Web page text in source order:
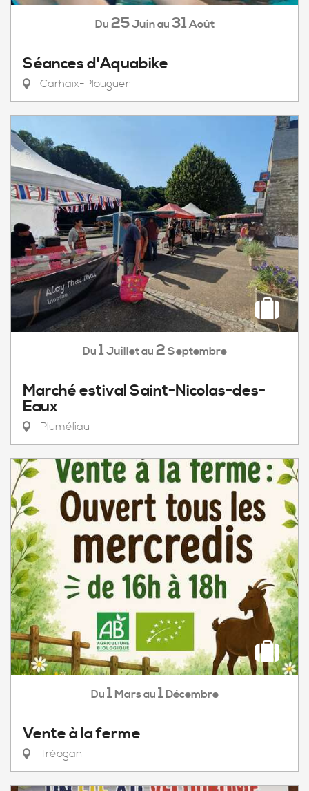
Du 25Juinau 31 Août
Séances d'Aquabike
Carhaix-Plouguer
Du 1 Juilletau 2 Septembre
Marché estival Saint-Nicolas-des-
Eaux
Pluméliau
Du 1 Marsau 1 Décembre
Vente à la ferme
Tréogan